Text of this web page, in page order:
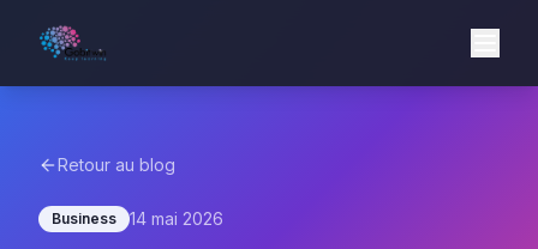
Retour au blog
Business 14 mai 2026